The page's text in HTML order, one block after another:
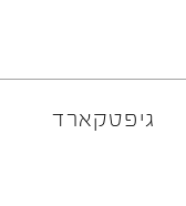
גיפטקארד